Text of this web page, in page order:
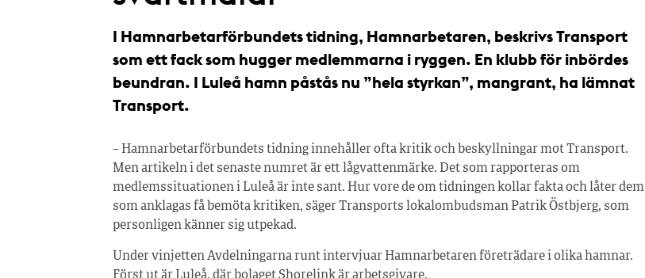
I Hamnarbetarförbundets tidning, Hamnarbetaren, beskrivs Transport
som ett fack som hugger medlemmarna i ryggen. En klubb för inbördes
beundran. I Luleå hamn påstås nu ”hela styrkan”, mangrant, ha lämnat
Transport.
– Hamnarbetarförbundets tidning innehåller ofta kritik och beskyllningar mot Transport.
Men artikeln i det senaste numret är ett lågvattenmärke. Det som rapporteras om
medlemssituationen i Luleå är inte sant. Hur vore de om tidningen kollar fakta och låter dem
som anklagas få bemöta kritiken, säger Transports lokalombudsman Patrik Östbjerg, som
personligen känner sig utpekad.
Under vinjetten Avdelningarna runt intervjuar Hamnarbetaren företrädare i olika hamnar.